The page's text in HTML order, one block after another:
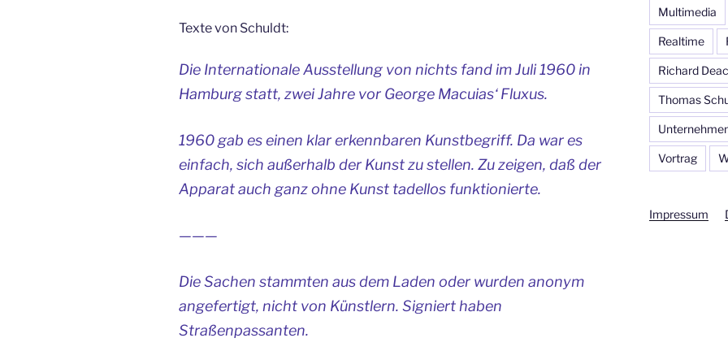
Texte von Schuldt:
Die Internationale Ausstellung von nichts fand im Juli 1960 in
Hamburg statt, zwei Jahre vor George Macuias‘Fluxus.
1960 gab es einen klar erkennbaren Kunstbegriff. Da war es
einfach, sich außerhalb der Kunst zu stellen. Zu zeigen, daß der
Apparat auch ganz ohne Kunst tadellos funktionierte.
———
Die Sachen stammten aus dem Laden oder wurden anonym
angefertigt, nicht von Künstlern. Signiert haben
Straßenpassanten.
Multimedia
Realtime
Richard
Thomas
Vortrag
Impressum